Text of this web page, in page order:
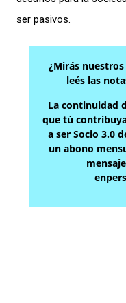
ser pasivos.
¿Mirás
leés las
La continuidad
que tú
a ser Socio 3.0
un abono